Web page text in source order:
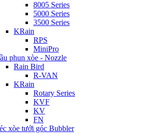
8005 Series
5000 Series
3500 Series
KRain
RPS
MiniPro
phun xòe - Nozzle
Rain Bird
R-VAN
KRain
Rotary Series
KVF
KV
FN
xòe tưới góc Bubbler